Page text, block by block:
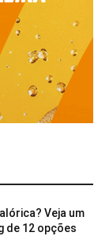
Veja um
de 12 opções